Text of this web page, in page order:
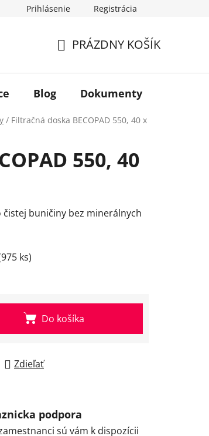
Prihlásenie Registrácia
KOŠÍK
PRÁZDNY KOŠÍK
Blog Dokumenty
/ Filtračná doska BECOPAD 550, 40 x
550, 40
buničiny bez minerálnych
ks)
Do košíka
Zdieľať
podpora
sú vám k dispozícii